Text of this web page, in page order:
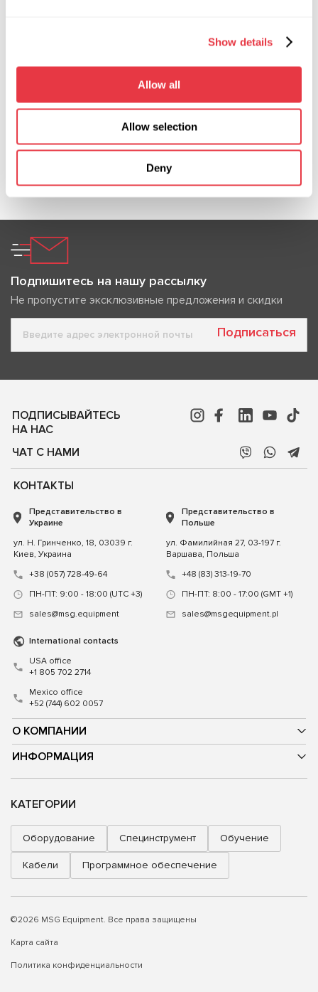
Show details
Allow all
Allow selection
Deny
автосервиса и диагностики. Встретимся лично в
Украине, Турции, Португалии, Чили, Германии,
Показать больше
Подпишитесь на нашу рассылку
Не пропустите эксклюзивные предложения и скидки
Подписаться
ПОДПИСЫВАЙТЕСЬ
НА НАС
ЧАТ С НАМИ
О КОМПАНИИ
ИНФОРМАЦИЯ
КОНТАКТЫ
Представительство в
Украине
ул. Н. Гринченко, 18, 03039 г.
Киев, Украина
+38 (057) 728-49-64
ПН-ПТ: 9:00 - 18:00 (UTC +3)
sales@msg.equipment
Представительство в
Польше
ул. Фамилийная 27, 03-197 г.
Варшава, Польша
+48 (83) 313-19-70
ПН-ПТ: 8:00 - 17:00 (GMT +1)
sales@msgequipment.pl
International contacts
USA office
+1 805 702 2714
Mexico office
+52 (744) 602 0057
КАТЕГОРИИ
Оборудование Специнструмент Обучение
Кабели Программное обеспечение
©2026 MSG Equipment. Все права защищены
Карта сайта
Политика конфиденциальности